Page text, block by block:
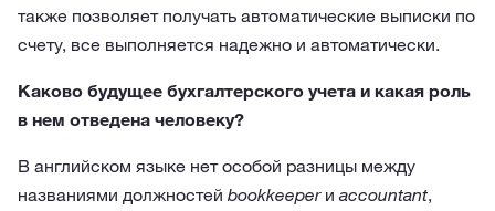
также позволяет получать автоматические выписки по
счету, все выполняется надежно и автоматически.
Каково будущее бухгалтерского учета и какая роль
в нем отведена человеку?
В английском языке нет особой разницы между
названиями должностей bookkeeperиaccountant,